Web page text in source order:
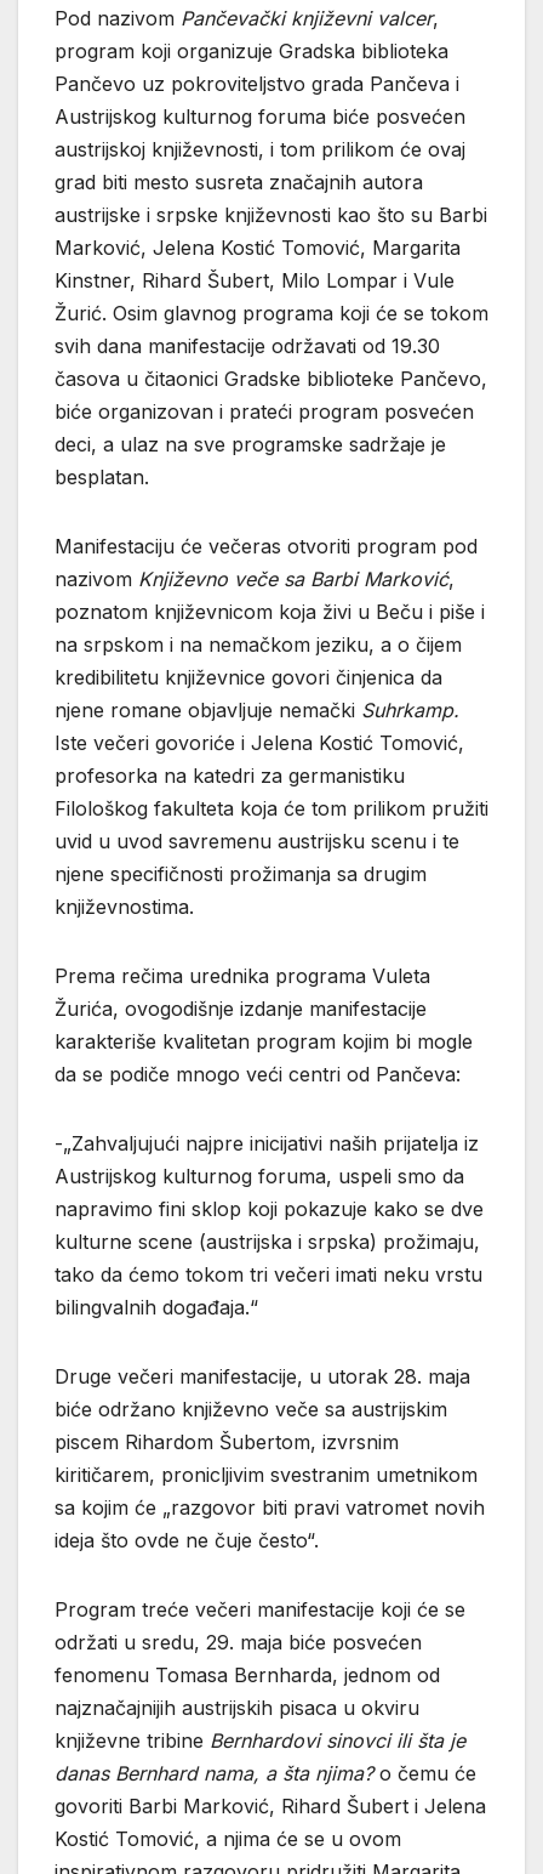
Pod nazivom Pančevački književni valcer,
program koji organizuje Gradska biblioteka
Pančevo uz pokroviteljstvo grada Pančeva i
Austrijskog kulturnog foruma biće posvećen
austrijskoj književnosti, i tom prilikom će ovaj
grad biti mesto susreta značajnih autora
austrijske i srpske književnosti kao što su Barbi
Marković, Jelena Kostić Tomović, Margarita
Kinstner, Rihard Šubert, Milo Lompar i Vule
Žurić. Osim glavnog programa koji će se tokom
svih dana manifestacije održavati od 19.30
časova u čitaonici Gradske biblioteke Pančevo,
biće organizovan i prateći program posvećen
deci, a ulaz na sve programske sadržaje je
besplatan.
Manifestaciju će večeras otvoriti program pod
nazivom Književno veče sa Barbi Marković,
poznatom književnicom koja živi u Beču i piše i
na srpskom i na nemačkom jeziku, a o čijem
kredibilitetu književnice govori činjenica da
njene romane objavljuje nemački Suhrkamp.
Iste večeri govoriće i Jelena Kostić Tomović,
profesorka na katedri za germanistiku
Filološkog fakulteta koja će tom prilikom pružiti
uvid u uvod savremenu austrijsku scenu i te
njene specifičnosti prožimanja sa drugim
književnostima.
Prema rečima urednika programa Vuleta
Žurića, ovogodišnje izdanje manifestacije
karakteriše kvalitetan program kojim bi mogle
da se podiče mnogo veći centri od Pančeva:
-„Zahvaljujući najpre inicijativi naših prijatelja iz
Austrijskog kulturnog foruma, uspeli smo da
napravimo fini sklop koji pokazuje kako se dve
kulturne scene (austrijska i srpska) prožimaju,
tako da ćemo tokom tri večeri imati neku vrstu
bilingvalnih događaja.“
Druge večeri manifestacije, u utorak 28. maja
biće održano književno veče sa austrijskim
piscem Rihardom Šubertom, izvrsnim
kiritičarem, pronicljivim svestranim umetnikom
sa kojim će „razgovor biti pravi vatromet novih
ideja što ovde ne čuje često“.
Program treće večeri manifestacije koji će se
održati u sredu, 29. maja biće posvećen
fenomenu Tomasa Bernharda, jednom od
najznačajnijih austrijskih pisaca u okviru
književne tribine Bernhardovi sinovci ili šta je
danas Bernhard nama, a šta njima?o čemu će
govoriti Barbi Marković, Rihard Šubert i Jelena
Kostić Tomović, a njima će se u ovom